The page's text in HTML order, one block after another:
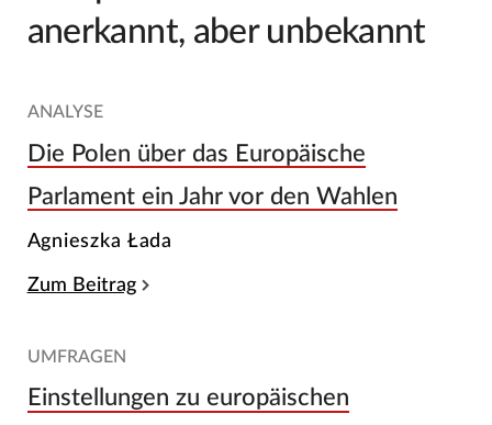
anerkannt, aber unbekannt
ANALYSE
Die Polen über das Europäische
Parlament ein Jahr vor den Wahlen
Agnieszka Łada
Zum Beitrag
UMFRAGEN
Einstellungen zu europäischen